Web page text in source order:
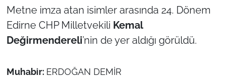
Metne imza atan isimler arasında 24. Dönem
Edirne CHP Milletvekili Kemal
Değirmendereli’nin de yer aldığı görüldü.
Muhabir: ERDOĞAN DEMİR